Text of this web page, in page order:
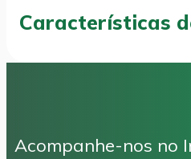
Características
Acompanhe-nos no